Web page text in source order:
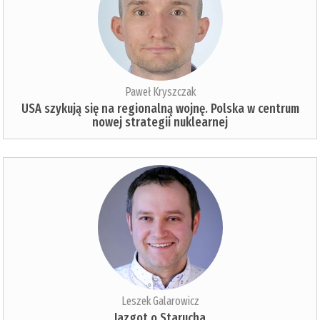
Paweł Kryszczak
USA szykują się na regionalną wojnę. Polska w centrum
nowej strategii nuklearnej
Leszek Galarowicz